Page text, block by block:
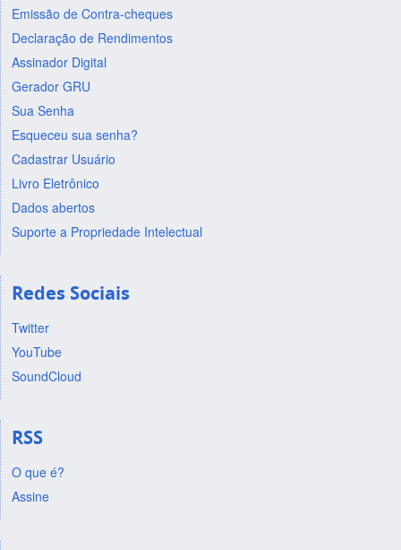
Emissão de Contra-cheques
Declaração de Rendimentos
Assinador Digital
Gerador GRU
Sua Senha
Esqueceu sua senha?
Cadastrar Usuário
Livro Eletrônico
Dados abertos
Suporte a Propriedade Intelectual
Redes Sociais
Twitter
YouTube
SoundCloud
RSS
O que é?
Assine